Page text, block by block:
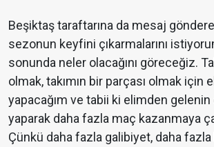
Beşiktaş taraftarına da mesaj
sezonun keyfini çıkarmalarını
sonunda neler olacağını göreceğiz.
olmak, takımın bir parçası olmak için
yapacağım ve tabii ki elimden
yaparak daha fazla maç kazanmaya
Çünkü daha fazla galibiyet, daha